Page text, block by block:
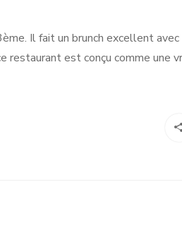
Il fait un brunch excellent
restaurant est conçu comme une